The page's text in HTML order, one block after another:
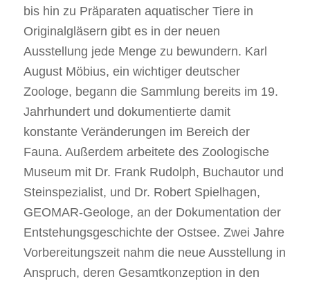
bis hin zu Präparaten aquatischer Tiere in
Originalgläsern gibt es in der neuen
Ausstellung jede Menge zu bewundern. Karl
August Möbius, ein wichtiger deutscher
Zoologe, begann die Sammlung bereits im 19.
Jahrhundert und dokumentierte damit
konstante Veränderungen im Bereich der
Fauna. Außerdem arbeitete des Zoologische
Museum mit Dr. Frank Rudolph, Buchautor und
Steinspezialist, und Dr. Robert Spielhagen,
GEOMAR-Geologe, an der Dokumentation der
Entstehungsgeschichte der Ostsee. Zwei Jahre
Vorbereitungszeit nahm die neue Ausstellung in
Anspruch, deren Gesamtkonzeption in den